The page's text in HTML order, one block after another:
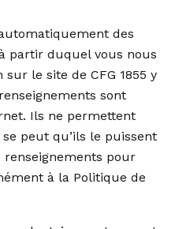
des
partir duquel vous nous
le site de CFG 1855 y
sont
Ils ne permettent
peut qu’ils le puissent
renseignements pour
à la Politique de